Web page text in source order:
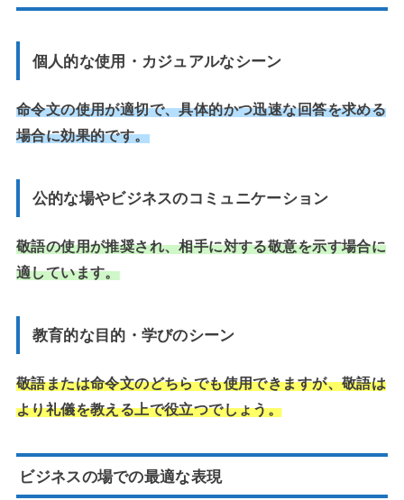
個人的な使用・カジュアルなシーン
命令文の使用が適切で、具体的かつ迅速な回答を求める
場合に効果的です。
公的な場やビジネスのコミュニケーション
敬語の使用が推奨され、相手に対する敬意を示す場合に
適しています。
教育的な目的・学びのシーン
敬語または命令文のどちらでも使用できますが、敬語は
より礼儀を教える上で役立つでしょう。
ビジネスの場での最適な表現